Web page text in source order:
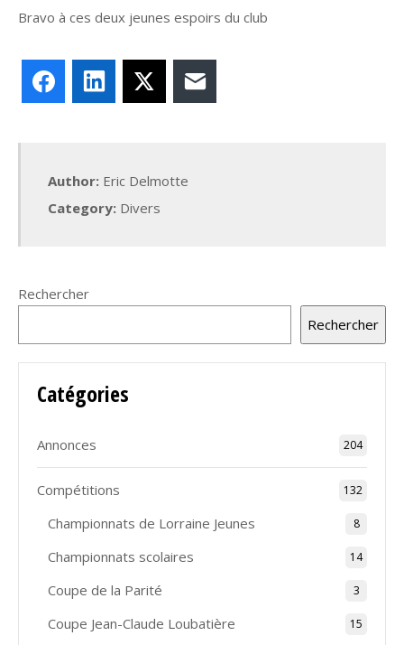
Bravo à ces deux jeunes espoirs du club
FacebookLinkedIn
Author: Eric Delmotte
Category: Divers
Rechercher
Rechercher
Catégories
Annonces 204
Compétitions 132
Championnats de Lorraine Jeunes 8
Championnats scolaires 14
Coupe de la Parité 3
Coupe Jean-Claude Loubatière 15